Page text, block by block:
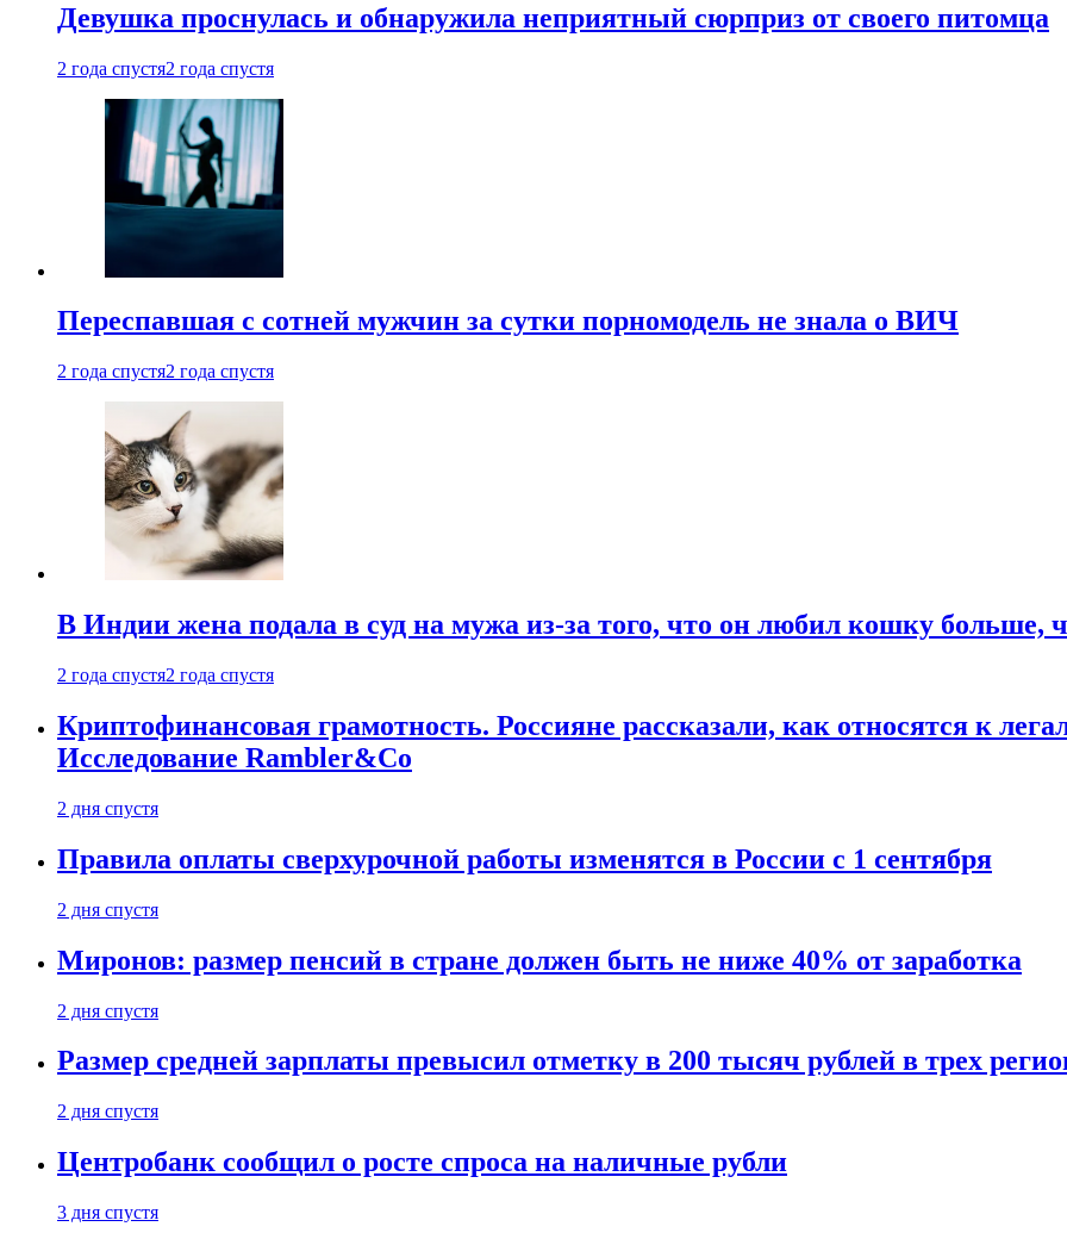
Девушка проснулась и обнаружила неприятный сюрприз от своего питомца
2 года спустя2 года спустя
Переспавшая с сотней мужчин за сутки порномодель не знала о ВИЧ
2 года спустя2 года спустя
В Индии жена подала в суд на мужа из-за того, что он любил кошку больше,
2 года спустя2 года спустя
Криптофинансовая грамотность. Россияне рассказали, как относятся к
Исследование Rambler&Co
2 дня спустя
Правила оплаты сверхурочной работы изменятся в России с 1 сентября
2 дня спустя
Миронов: размер пенсий в стране должен быть не ниже 40% от заработка
2 дня спустя
Размер средней зарплаты превысил отметку в 200 тысяч рублей в трех
2 дня спустя
Центробанк сообщил о росте спроса на наличные рубли
3 дня спустя